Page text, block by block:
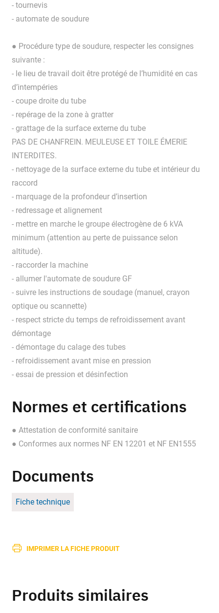
- tournevis
- automate de soudure
● Procédure type de soudure, respecter les consignes
suivante :
- le lieu de travail doit être protégé de l’humidité en cas
d’intempéries
- coupe droite du tube
- repérage de la zone à gratter
- grattage de la surface externe du tube
PAS DE CHANFREIN. MEULEUSE ET TOILE ÉMERIE
INTERDITES.
- nettoyage de la surface externe du tube et intérieur du
raccord
- marquage de la profondeur d’insertion
- redressage et alignement
- mettre en marche le groupe électrogène de 6 kVA
minimum (attention au perte de puissance selon
altitude).
- raccorder la machine
- allumer l'automate de soudure GF
- suivre les instructions de soudage (manuel, crayon
optique ou scannette)
- respect stricte du temps de refroidissement avant
démontage
- démontage du calage des tubes
- refroidissement avant mise en pression
- essai de pression et désinfection
Normes et certifications
● Attestation de conformité sanitaire
● Conformes aux normes NF EN 12201 et NF EN1555
Documents
Fiche technique
IMPRIMER LA FICHE PRODUIT
Produits similaires